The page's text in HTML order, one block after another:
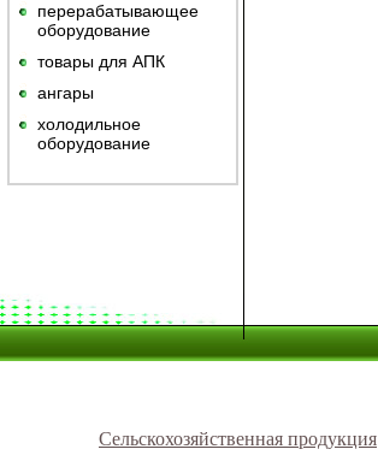
перерабатывающее
оборудование
товары для АПК
ангары
холодильное
оборудование
Сельскохозяйственная продукция